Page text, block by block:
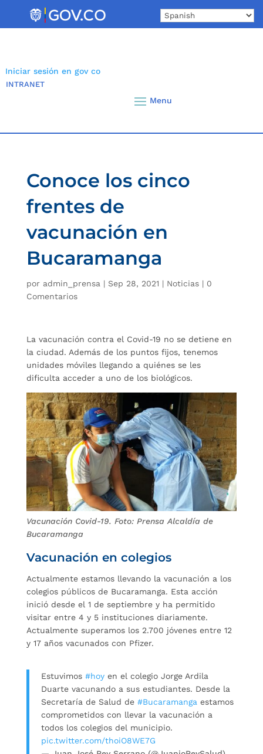
Iniciar sesión en gov co
INTRANET
Conoce los cinco
frentes de
vacunación en
Bucaramanga
por admin_prensa | Sep 28, 2021 | Noticias| 0
Comentarios
La vacunación contra el Covid-19 no se detiene en
la ciudad. Además de los puntos fijos, tenemos
unidades móviles llegando a quiénes se les
dificulta acceder a uno de los biológicos.
Vacunación Covid-19. Foto: Prensa Alcaldía de
Bucaramanga
Vacunación en colegios
Actualmente estamos llevando la vacunación a los
colegios públicos de Bucaramanga. Esta acción
inició desde el 1 de septiembre y ha permitido
visitar entre 4 y 5 instituciones diariamente.
Actualmente superamos los 2.700 jóvenes entre 12
y 17 años vacunados con Pfizer.
Estuvimos #hoyen el colegio Jorge Ardila
Duarte vacunando a sus estudiantes. Desde la
Secretaría de Salud de #Bucaramanga estamos
comprometidos con llevar la vacunación a
todos los colegios del municipio.
pic.twitter.com/thoiO8WE7G